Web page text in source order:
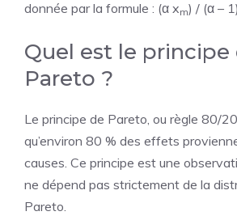
donnée par la formule : (α xm) / (α – 1).
Quel est le principe
Pareto ?
Le principe de Pareto, ou règle 80/
qu’environ 80 % des effets
causes. Ce principe est une
ne dépend pas strictement de la
Pareto.